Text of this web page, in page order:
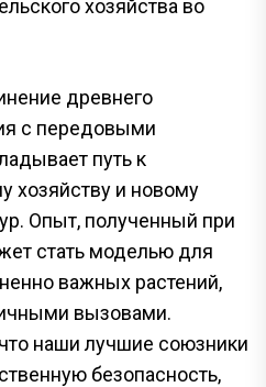
хозяйства во
древнего
с передовыми
путь к
хозяйству и новому
Опыт, полученный при
стать моделью для
важных растений,
вызовами.
наши лучшие союзники
безопасность,